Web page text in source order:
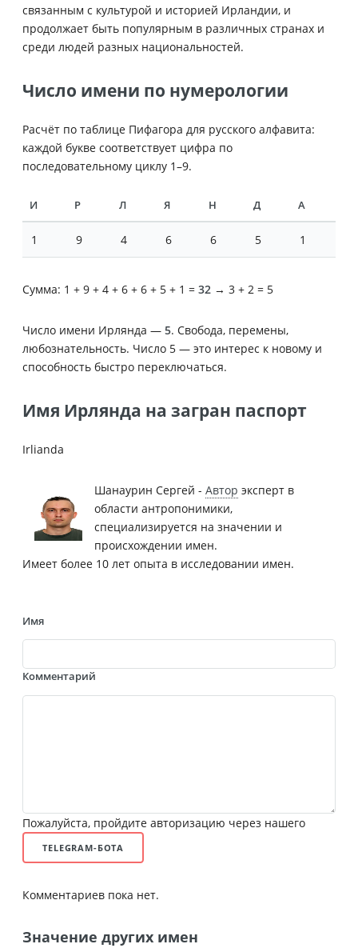
связанным с культурой и историей Ирландии, и
продолжает быть популярным в различных странах и
среди людей разных национальностей.
Число имени по нумерологии
Расчёт по таблице Пифагора для русского алфавита:
каждой букве соответствует цифра по
последовательному циклу 1–9.
И Р Л Я Н Д А
1 9 4 6 6 5 1
Сумма: 1 + 9 + 4 + 6 + 6 + 5 + 1 = 32 → 3 + 2 = 5
Число имени Ирлянда — 5. Свобода, перемены,
любознательность. Число 5 — это интерес к новому и
способность быстро переключаться.
Имя Ирлянда на загран паспорт
Irlianda
Шанаурин Сергей - Автор эксперт в
области антропонимики,
специализируется на значении и
происхождении имен.
Имеет более 10 лет опыта в исследовании имен.
Имя
Комментарий
Пожалуйста, пройдите авторизацию через нашего
TELEGRAM-БОТА
Комментариев пока нет.
Значение других имен